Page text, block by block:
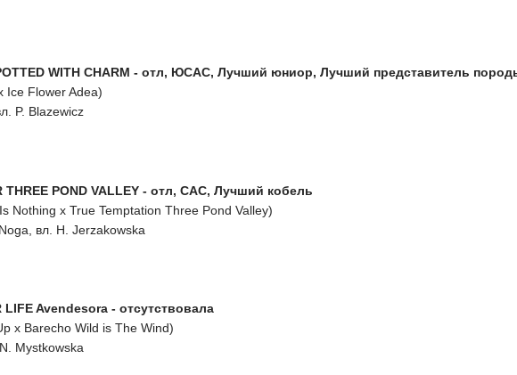
WITH CHARM - отл, ЮСАС, Лучший юниор, Лучший представитель
Ice Flower Adea)
P. Blazewicz
THREE POND VALLEY - отл, САС, Лучший кобель
Nothing x True Temptation Three Pond Valley)
вл. H. Jerzakowska
LIFE Avendesora - отсутствовала
x Barecho Wild is The Wind)
Mystkowska